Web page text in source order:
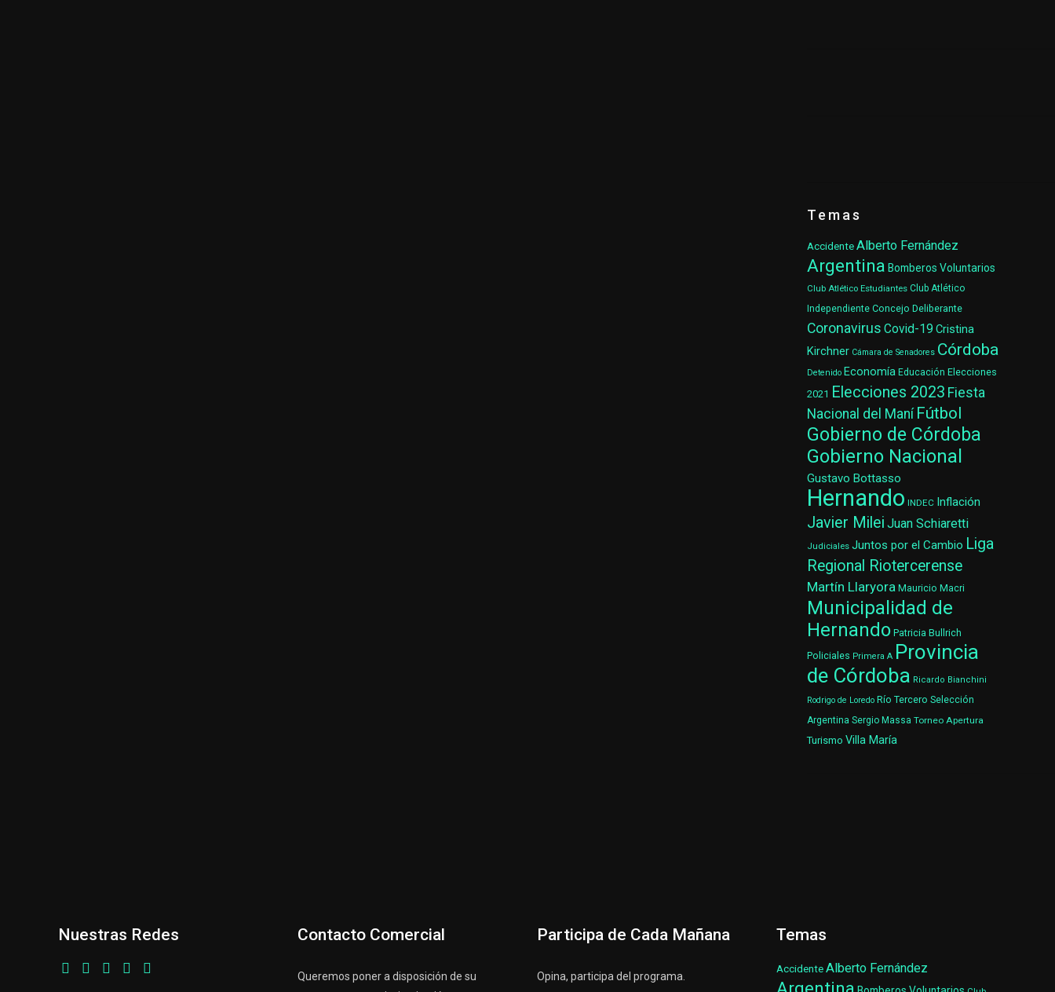
Temas
AccidenteAlberto Fernández
Argentina Bomberos Voluntarios
Club Atlético Estudiantes Club Atlético
Independiente Concejo Deliberante
Coronavirus Covid-19 Cristina
Kirchner Cámara de Senadores Córdoba
Detenido Economía Educación Elecciones
2021 Elecciones 2023 Fiesta
Nacional del Maní Fútbol
Gobierno de Córdoba
Gobierno Nacional
Gustavo Bottasso
Hernando INDEC Inflación
Javier Milei Juan Schiaretti
Judiciales Juntos por el Cambio Liga
Regional Riotercerense
Martín Llaryora Mauricio Macri
Municipalidad de
Hernando Patricia Bullrich
Policiales Primera A Provincia
de Córdoba Ricardo Bianchini
Rodrigo de Loredo Río Tercero Selección
Argentina Sergio Massa Torneo Apertura
Turismo Villa María
Nuestras Redes Contacto Comercial
Queremos poner a disposición de su
Participa de Cada Mañana
Opina, participa del programa.
Temas
AccidenteAlberto Fernández